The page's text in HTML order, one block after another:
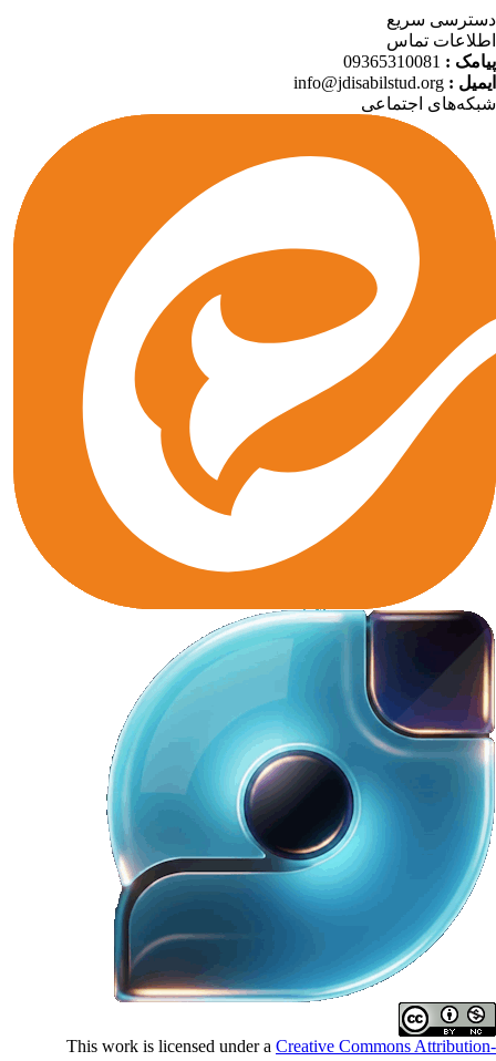
سریع
تماس
:
09365310081
:
info@jdisabilstud.org
اجتماعی
This work is licensed under aCreative Commons